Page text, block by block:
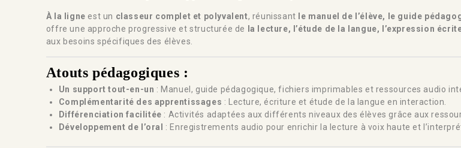
À la ligne est un classeur complet et polyvalent, réunissant le manuel de l’élève, le guide
offre une approche progressive et structurée de
la lecture, l’étude de la langue, l’expression
aux besoins spécifiques des élèves.
Atouts pédagogiques :
Un support tout-en-un : Manuel, guide pédagogique, fichiers imprimables et ressources audio
Complémentarité des apprentissages : Lecture, écriture et étude de la langue en interaction.
Différenciation facilitée : Activités adaptées aux différents niveaux des élèves grâce aux
Développement de l’oral
: Enregistrements audio pour enrichir la lecture à voix haute et